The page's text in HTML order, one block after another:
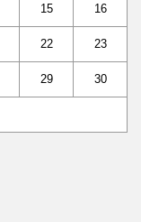
15 16
22 23
29 30